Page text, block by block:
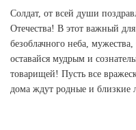
Солдат, от всей души
Отечества! В этот важный
безоблачного неба,
оставайся мудрым и
товарищей! Пусть все
дома ждут родные и близкие